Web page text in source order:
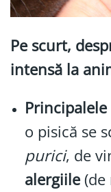
Pe scurt,
intensă la
Principalele
o pisică se
purici, de
alergiile(de